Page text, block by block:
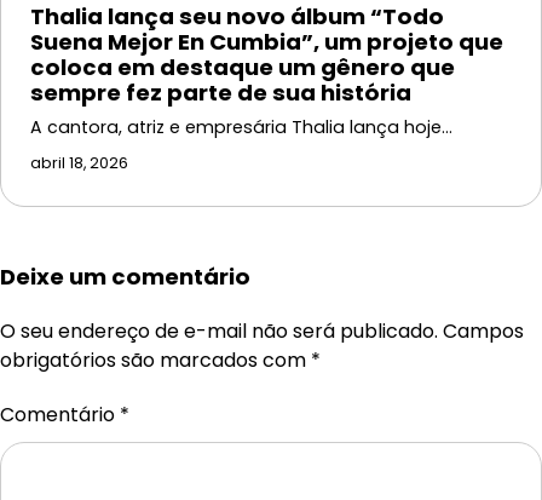
Thalia lança seu novo álbum “Todo
Suena Mejor En Cumbia”, um projeto que
coloca em destaque um gênero que
sempre fez parte de sua história
A cantora, atriz e empresária Thalia lança hoje…
abril 18, 2026
Deixe um comentário
O seu endereço de e-mail não será publicado. Campos
obrigatórios são marcados com *
Comentário *